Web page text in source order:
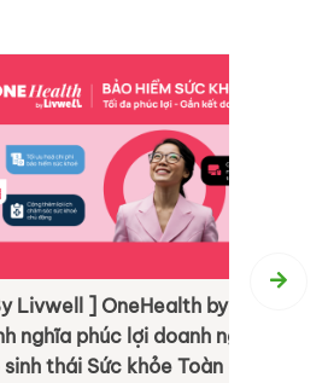
by LivWell: Tái
doanh nghiệp bằng
Toàn diện